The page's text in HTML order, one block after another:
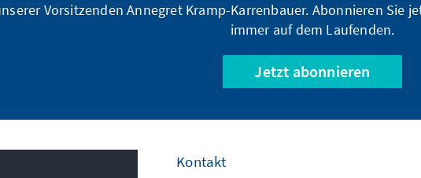
Vorsitzenden Annegret Kramp-Karrenbauer. Abonnieren Sie
immer auf dem Laufenden.
Jetzt abonnieren
Kontakt